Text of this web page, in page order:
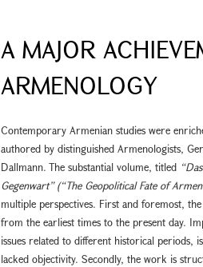
A MAJOR
ARMENOLOGY
Contemporary Armenian studies were
authored by distinguished Armenologists,
Dallmann. The substantial volume, titled
Gegenwart” (“The Geopolitical Fate of
multiple perspectives. First and foremost,
from the earliest times to the present day.
issues related to different historical periods,
lacked objectivity. Secondly, the work is